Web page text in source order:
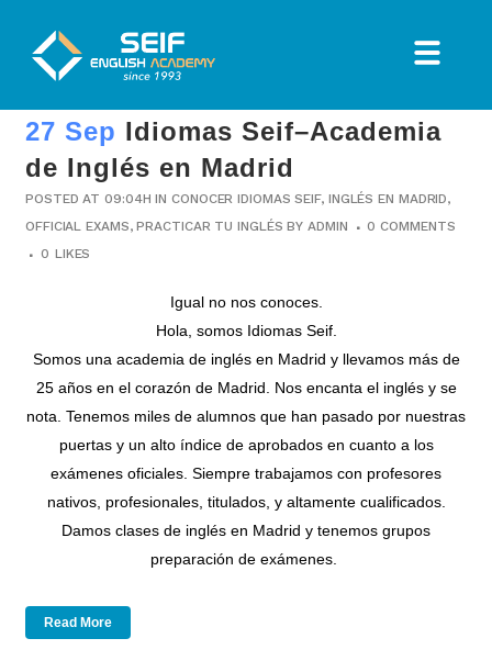
27 Sep Idiomas Seif–Academia
de Inglés en Madrid
POSTED AT 09:04H INCONOCER IDIOMAS SEIF, INGLÉS EN MADRID,
OFFICIAL EXAMS,PRACTICAR TU INGLÉS BYADMIN
0 COMMENTS
0 LIKES
Igual no nos conoces.
Hola, somosIdiomas Seif.
Somos una academia de inglés en Madrid y llevamos más de
25 años en el corazón de Madrid. Nos encanta el inglés y se
nota. Tenemos miles de alumnos que han pasado por nuestras
puertas y un alto índice de aprobados en cuanto a los
exámenes oficiales. Siempre trabajamos con profesores
nativos, profesionales, titulados, y altamente cualificados.
Damos clases de inglés en Madrid y tenemos grupos
preparación de exámenes.
Read More